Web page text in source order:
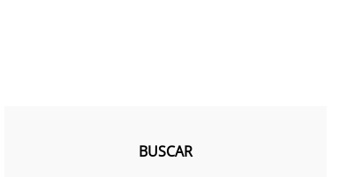
BUSCAR